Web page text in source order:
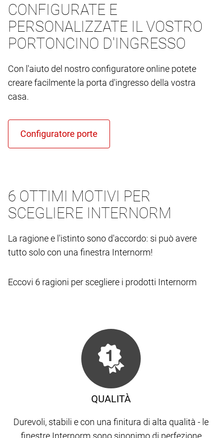
CONFIGURATE E
PERSONALIZZATE IL VOSTRO
PORTONCINO D'INGRESSO
Con l'aiuto del nostro configuratore online potete
creare facilmente la porta d'ingresso della vostra
casa.
6 OTTIMI MOTIVI PER
SCEGLIERE INTERNORM
La ragione e l'istinto sono d'accordo: si può avere
tutto solo con una finestra Internorm!
Eccovi 6 ragioni per scegliere i prodotti Internorm
QUALITÀ
Durevoli, stabili e con una finitura di alta qualità - le
finestre Internorm sono sinonimo di perfezione